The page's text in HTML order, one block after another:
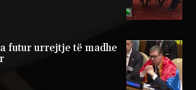
futur urrejtje të madhe